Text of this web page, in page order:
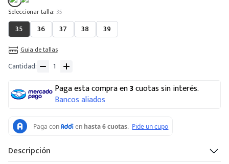
: 35
35 36 37 38 39
Guia de tallas
Cantidad
Paga esta compra en3cuotas sin interés.
Bancos aliados
Descripción